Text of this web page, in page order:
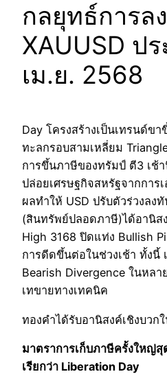
กลยุทธ์การล
XAUUSD ป
เม.ย. 2568
Day โครงสร้างเป็นเทรนด์ข
ทะลกรอบสามเหลี่ยม
การขึ้นภาษีของทรัมป์ ตี3 เช้
ปล่อยเศรษฐกิจสหรัฐจากการ
ผลทำให้ USD ปรับตัวร่วงลง
(สินทรัพย์ปลอดภาษี)ได้อานิส
High 3168 ปิดแท่ง Bullish
การดีดขึ้นต่อในช่วงเช้า ทั้ง
Bearish Divergence ในหลา
เทขายทางเทคนิค
ทองคำได้รับอานิสงค์เชิงบวก
มาตราการเก็บภาษีครั้งใหญ่
เรียกว่า Liberation Day